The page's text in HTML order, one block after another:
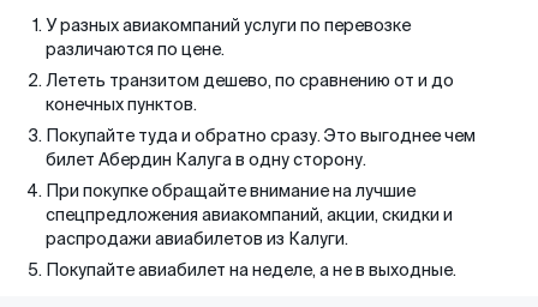
У разных авиакомпаний услуги по перевозке
различаются по цене.
Лететь транзитом дешево, по сравнению от и до
конечных пунктов.
Покупайте туда и обратно сразу. Это выгоднее чем
билет Абердин Калуга в одну сторону.
При покупке обращайте внимание на лучшие
спецпредложения авиакомпаний, акции, скидки и
распродажи авиабилетов из Калуги.
Покупайте авиабилет на неделе, а не в выходные.